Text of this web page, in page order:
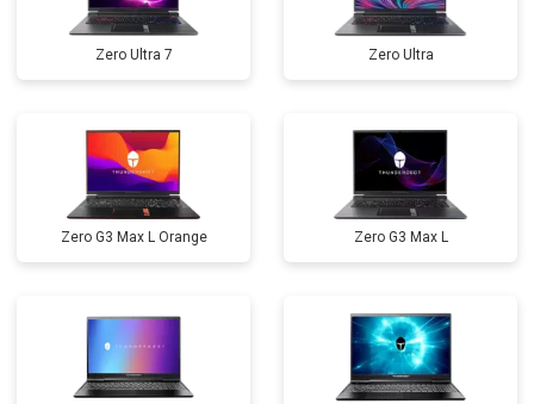
Zero Ultra 7 Zero Ultra
Zero G3 Max L Orange Zero G3 Max L